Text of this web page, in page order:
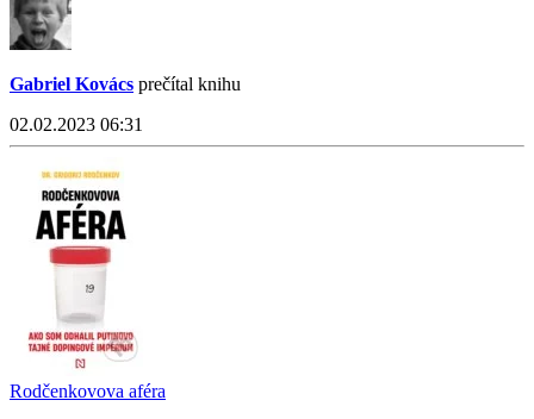
Gabriel Kovács prečítal knihu
02.02.2023 06:31
Rodčenkovova aféra